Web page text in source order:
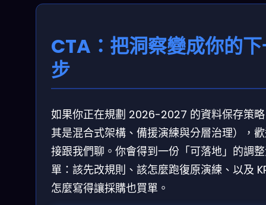
CTA：把洞察變成你的
步
如果你正在規劃 2026-2027 的資料保存策
其是混合式架構、備援演練與分層治理），
接跟我們聊。你會得到一份「可落地」的調
單：該先改規則、該怎麼跑復原演練、以及
怎麼寫得讓採購也買單。